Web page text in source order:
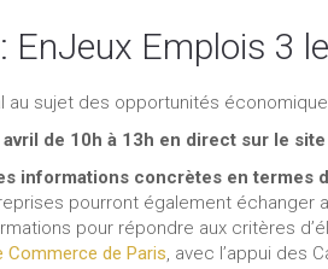
EnJeux Emplois 3
au sujet des opportunités
de 10h à 13h en direct sur le site
informations concrètes en termes
pourront également échanger
pour répondre aux critères
Commerce de Paris , avec l’appui des